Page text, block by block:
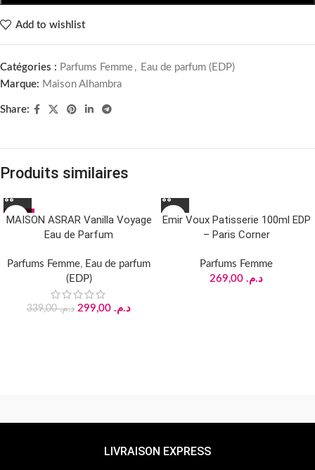
Add to wishlist
Catégories : Parfums Femme , Eau de parfum (EDP)
Marque: Maison Alhambra
Share:
Produits similaires
-12%
MAISON ASRAR Vanilla Voyage
Eau de Parfum
Parfums Femme, Eau de parfum
(EDP)
د.م.339,00 د.م.
Emir Voux Patisserie 100ml EDP
– Paris Corner
Parfums Femme
د.م.
LIVRAISON EXPRESS